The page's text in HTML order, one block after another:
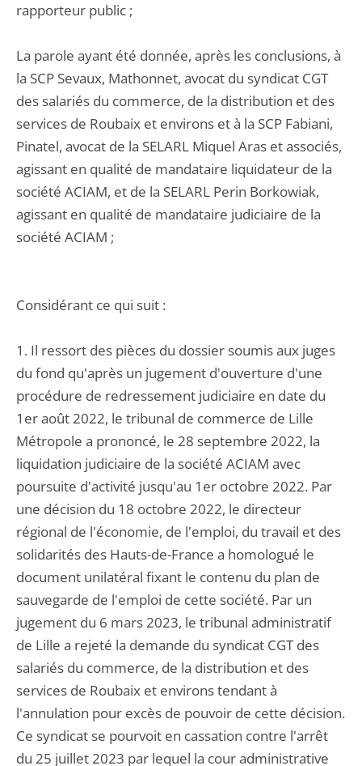
rapporteur public ;
La parole ayant été donnée, après les conclusions, à
la SCP Sevaux, Mathonnet, avocat du syndicat CGT
des salariés du commerce, de la distribution et des
services de Roubaix et environs et à la SCP Fabiani,
Pinatel, avocat de la SELARL Miquel Aras et associés,
agissant en qualité de mandataire liquidateur de la
société ACIAM, et de la SELARL Perin Borkowiak,
agissant en qualité de mandataire judiciaire de la
société ACIAM ;
Considérant ce qui suit :
1. Il ressort des pièces du dossier soumis aux juges
du fond qu'après un jugement d'ouverture d'une
procédure de redressement judiciaire en date du
1er août 2022, le tribunal de commerce de Lille
Métropole a prononcé, le 28 septembre 2022, la
liquidation judiciaire de la société ACIAM avec
poursuite d'activité jusqu'au 1er octobre 2022. Par
une décision du 18 octobre 2022, le directeur
régional de l'économie, de l'emploi, du travail et des
solidarités des Hauts-de-France a homologué le
document unilatéral fixant le contenu du plan de
sauvegarde de l'emploi de cette société. Par un
jugement du 6 mars 2023, le tribunal administratif
de Lille a rejeté la demande du syndicat CGT des
salariés du commerce, de la distribution et des
services de Roubaix et environs tendant à
l'annulation pour excès de pouvoir de cette décision.
Ce syndicat se pourvoit en cassation contre l'arrêt
du 25 juillet 2023 par lequel la cour administrative